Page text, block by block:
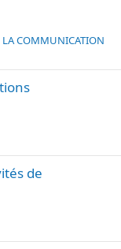
LA COMMUNICATION
de